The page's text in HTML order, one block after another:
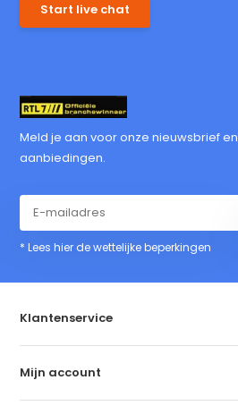
Start live chat
Meld je aan voor onze nieuwsbrief
aanbiedingen.
* Lees hier de wettelijke beperkingen
Klantenservice
Mijn account